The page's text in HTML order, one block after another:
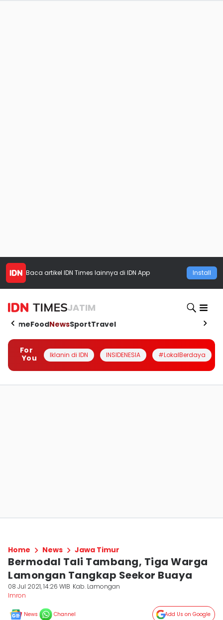
Baca artikel IDN Times lainnya di IDN App Install
JATIM
HomeFoodNewsSportTravel
For
You
Iklanin di IDN INSIDENESIA #LokalBerdaya
Home News Jawa Timur
Bermodal Tali Tambang, Tiga Warga
Lamongan Tangkap Seekor Buaya
08 Jul 2021, 14:26 WIB Kab. Lamongan
Imron
News Channel Add Us on Google